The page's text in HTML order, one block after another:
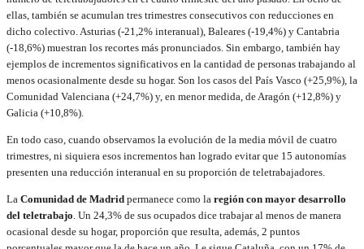
ellas, también se acumulan tres trimestres consecutivos con reducciones en
dicho colectivo. Asturias (-21,2% interanual), Baleares (-19,4%) y Cantabria
(-18,6%) muestran los recortes más pronunciados. Sin embargo, también hay
ejemplos de incrementos significativos en la cantidad de personas trabajando al
menos ocasionalmente desde su hogar. Son los casos del País Vasco (+25,9%), la
Comunidad Valenciana (+24,7%) y, en menor medida, de Aragón (+12,8%) y
Galicia (+10,8%).
En todo caso, cuando observamos la evolución de la media móvil de cuatro
trimestres, ni siquiera esos incrementos han logrado evitar que 15 autonomías
presenten una reducción interanual en su proporción de teletrabajadores.
La Comunidad de Madrid permanece como la región con mayor desarrollo
del teletrabajo . Un 24,3% de sus ocupados dice trabajar al menos de manera
ocasional desde su hogar, proporción que resulta, además, 2 puntos